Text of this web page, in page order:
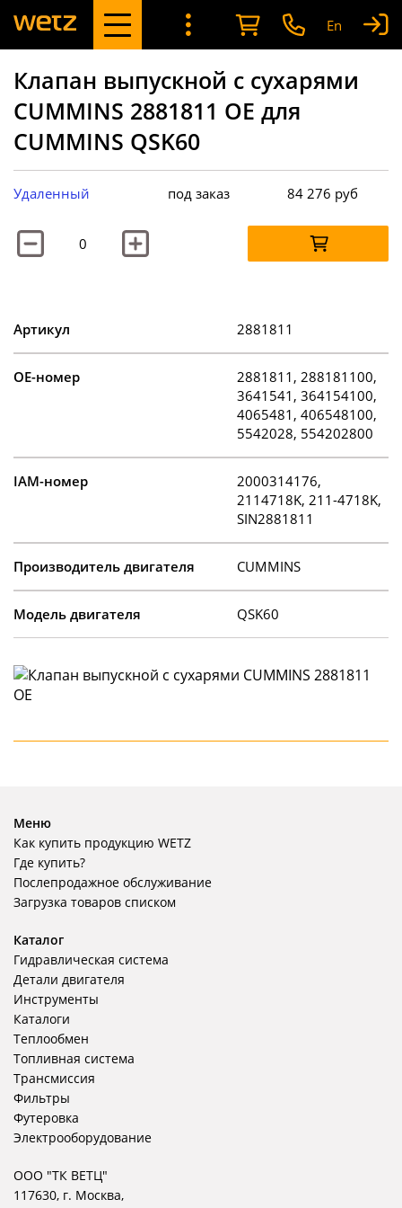
En
Клапан выпускной с сухарями
CUMMINS 2881811 OE для
CUMMINS QSK60
Удаленный под заказ 84 276 руб
Артикул 2881811
OE-номер
2881811, 288181100,
3641541, 364154100,
4065481, 406548100,
5542028, 554202800
IAM-номер
2000314176,
2114718K, 211-4718K,
SIN2881811
Производитель двигателя CUMMINS
Модель двигателя QSK60
Меню
Как купить продукцию WETZ
Где купить?
Послепродажное обслуживание
Загрузка товаров списком
Каталог
Гидравлическая система
Детали двигателя
Инструменты
Каталоги
Теплообмен
Топливная система
Трансмиссия
Фильтры
Футеровка
Электрооборудование
ООО "ТК ВЕТЦ"
117630, г. Москва,